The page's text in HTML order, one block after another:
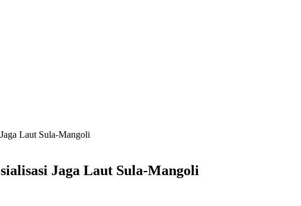
Laut Sula-Mangoli
Jaga Laut Sula-Mangoli